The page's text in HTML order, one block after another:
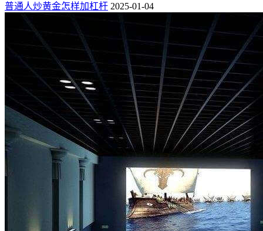
普通人炒黄金怎样加杠杆 2025-01-04